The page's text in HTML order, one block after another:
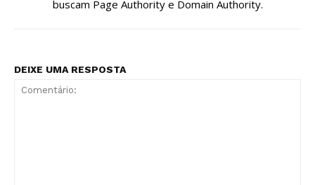
buscam Page Authority e Domain Authority.
DEIXE UMA RESPOSTA